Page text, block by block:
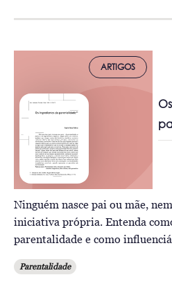
ARTIGOS
Ninguém nasce pai ou mãe,
iniciativa própria. Entenda
parentalidade e como
Parentalidade